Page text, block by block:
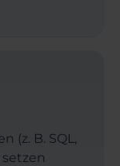
(z. B. SQL,
setzen